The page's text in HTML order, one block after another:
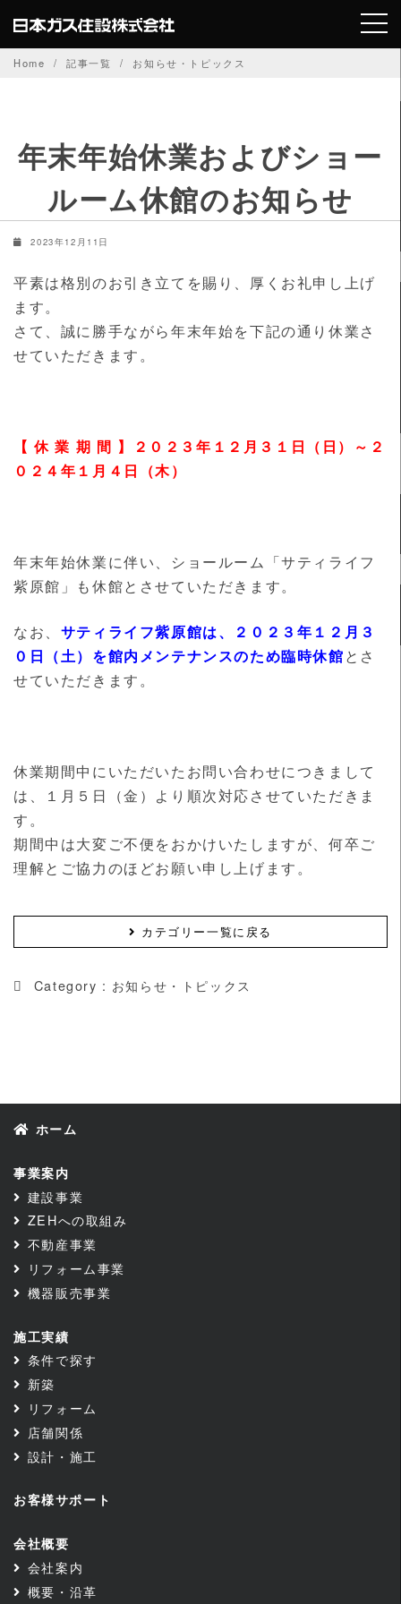
to
content
Home 記事一覧 お知らせ・トピックス
年末年始休業およびショー
ルーム休館のお知らせ
2023年12月11日
平素は格別のお引き立てを賜り、厚くお礼申し上げ
ます。
さて、誠に勝手ながら年末年始を下記の通り休業さ
せていただきます。
【 休 業 期 間 】２０２３年１２月３１日（日）～２
０２４年１月４日（木）
年末年始休業に伴い、ショールーム「サティライフ
紫原館」も休館とさせていただきます。
なお、 サティライフ紫原館は、２０２３年１２月３
０日（土）を館内メンテナンスのため臨時休館とさ
せていただきます。
休業期間中にいただいたお問い合わせにつきまして
は、１月５日（金）より順次対応させていただきま
す。
期間中は大変ご不便をおかけいたしますが、何卒ご
理解とご協力のほどお願い申し上げます。
カテゴリー一覧に戻る
Category : お知らせ・トピックス
ホーム
事業案内
建設事業
ZEHへの取組み
不動産事業
リフォーム事業
機器販売事業
施工実績
条件で探す
新築
リフォーム
店舗関係
設計・施工
お客様サポート
会社概要
会社案内
概要・沿革